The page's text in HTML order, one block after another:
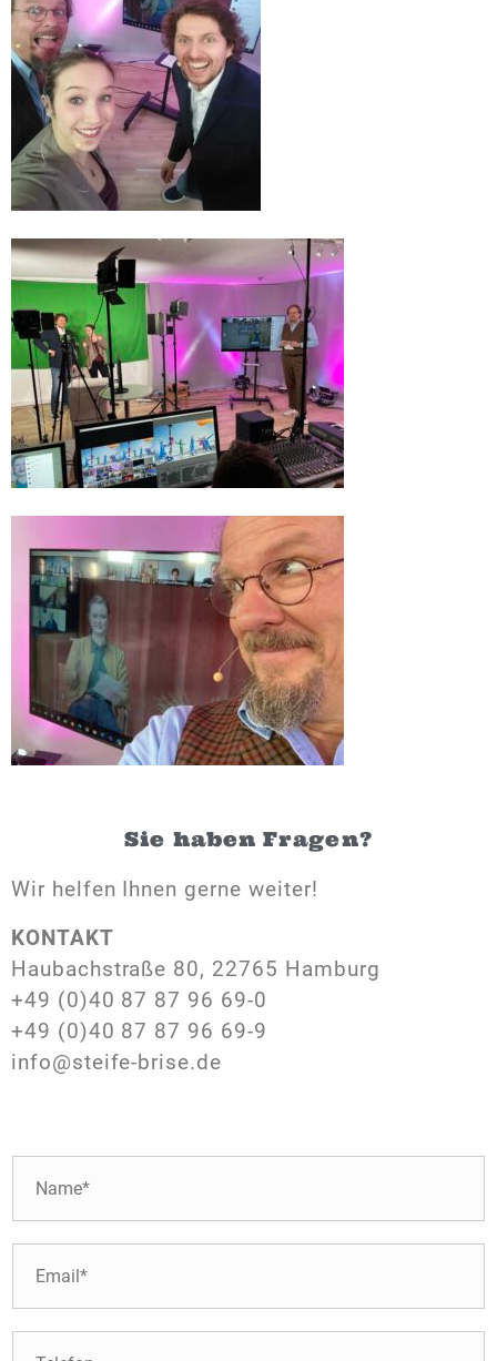
Sie haben Fragen?
Wir helfen Ihnen gerne weiter!
KONTAKT
Haubachstraße 80, 22765 Hamburg
+49 (0)40 87 87 96 69-0
+49 (0)40 87 87 96 69-9
info@steife-brise.de